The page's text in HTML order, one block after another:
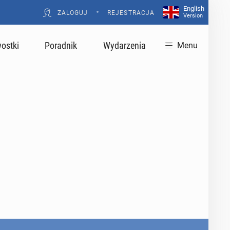
ZALOGUJ • REJESTRACJA
English
Version
Poradnik Wydarzenia Menu